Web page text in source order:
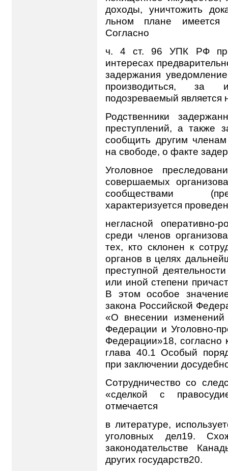
доходы, уничтожить
льном плане имеется
Согласно
ч. 4 ст. 96 УПК РФ при
интересах
задержания
производиться, за
подозреваемый
Родственники
преступлений, а также
сообщить другим
на свободе, о факте
Уголовное
совершаемых
сообществами
характеризуется
негласной
среди членов
тех, кто склонен к
органов в целях
преступной
или иной степени
В этом особое
закона Российской
«О внесении изменений
Федерации и Уголовно-
Федерации»18,
глава 40.1 Особый
при заключении
Сотрудничество со
«сделкой с
отмечается
в литературе,
уголовных дел19.
законодательстве
других государств20.